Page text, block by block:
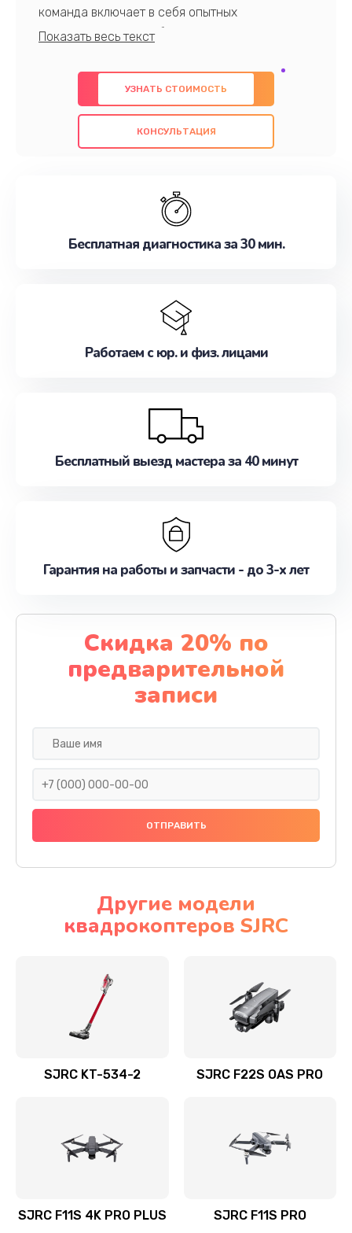
команда включает в себя опытных
профессионалов с обширными знаниями и
предлагаем быстрый и качественный ремонт с
использованием оригинальных компонентов, а
также гарантируем качество всех
проведенных работ. Наша цель - предоставить
наилучшим образом. Не медлите записаться на
УЗНАТЬ СТОИМОСТЬ
КОНСУЛЬТАЦИЯ
Бесплатная диагностика за 30 мин.
Работаем с юр. и физ. лицами
Бесплатный выезд мастера за 40 минут
Гарантия на работы и запчасти - до 3-х лет
Скидка 20% по
предварительной
записи
Другие модели
квадрокоптеров SJRC
SJRC KT-534-2 SJRC F22S OAS PRO
SJRC F11S 4K PRO PLUS SJRC F11S PRO